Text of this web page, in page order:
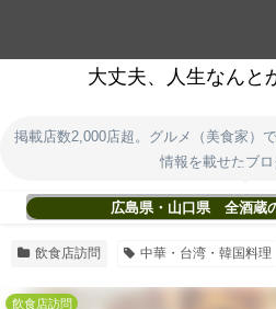
大丈夫、人生なんと
掲載店数2,000店超。グルメ（美食家）
情報を載せたブロ
広島県・山口県 全酒蔵
飲食店訪問 中華・台湾・韓国料理
飲食店訪問